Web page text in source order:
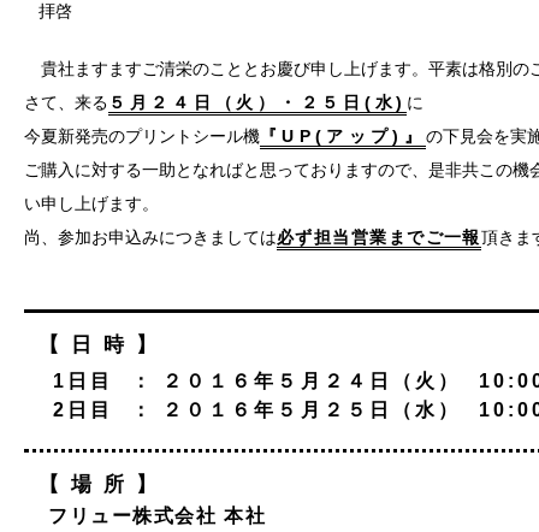
拝啓
貴社ますますご清栄のこととお慶び申し上げます。平素は格別
さて、来る ５月２４日（火）・２５日(水) に
今夏新発売のプリントシール機 『UP(アップ)』 の下見会を実
ご購入に対する一助となればと思っておりますので、是非共この
い申し上げます。
尚、参加お申込みにつきましては必ず担当営業までご一報頂きま
【日時】
1日目 ： ２０１６年５月２４日（火）
2日目 ： ２０１６年５月２５日（水）
【場所】
フリュー株式会社 本社